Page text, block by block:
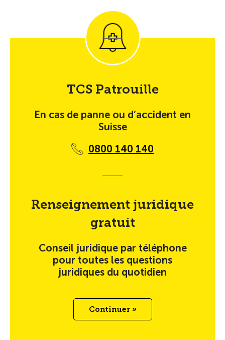
TCS Patrouille
En cas de panne ou d’accident en
Suisse
0800 140 140
Renseignement juridique
gratuit
Conseil juridique par téléphone
pour toutes les questions
juridiques du quotidien
Continuer »